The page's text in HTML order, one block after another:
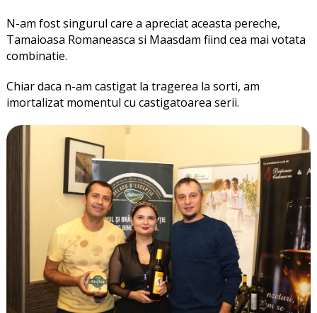
N-am fost singurul care a apreciat aceasta pereche,
Tamaioasa Romaneasca si Maasdam fiind cea mai votata
combinatie.
Chiar daca n-am castigat la tragerea la sorti, am
imortalizat momentul cu castigatoarea serii.